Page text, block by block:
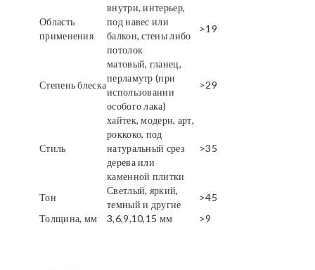
Область
применения
внутри, интерьер,
под навес или
балкон, стены либо
потолок
>19
Степень блеска
матовый, гланец,
перламутр (при
использовании
особого лака)
>29
Стиль
хайтек, модерн, арт,
роккоко, под
натуральный срез
дерева или
каменной плитки
>35
Тон
Светлый, яркий,
темный и другие
>45
Толщина, мм
3,6,9,10,15 мм >9